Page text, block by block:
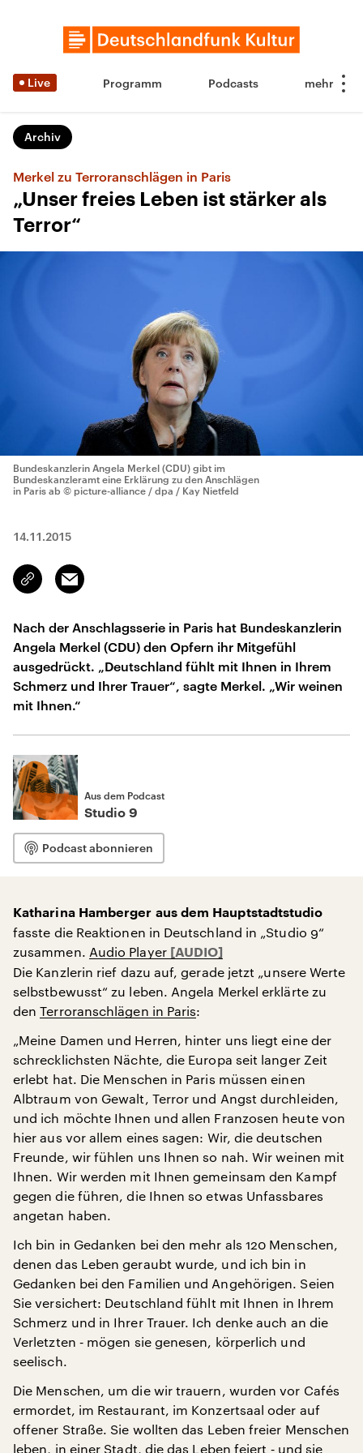
Live Programm Podcasts
Archiv
Merkel zu Terroranschlägen in Paris
„Unser freies Leben ist stärker als
Terror“
Bundeskanzlerin Angela Merkel (CDU) gibt im
Bundeskanzleramt eine Erklärung zu den Anschlägen
in Paris ab © picture-alliance / dpa / Kay Nietfeld
14.11.2015
Link
kopieren/teilen
Email
Nach der Anschlagsserie in Paris hat Bundeskanzlerin
Angela Merkel (CDU) den Opfern ihr Mitgefühl
ausgedrückt. „Deutschland fühlt mit Ihnen in Ihrem
Schmerz und Ihrer Trauer“, sagte Merkel. „Wir weinen
mit Ihnen.“
Aus dem Podcast
Studio 9
Podcast abonnieren
Katharina Hamberger aus dem Hauptstadtstudio
fasste die Reaktionen in Deutschland in „Studio 9“
zusammen. Audio Player
Die Kanzlerin rief dazu auf, gerade jetzt „unsere Werte
selbstbewusst“ zu leben. Angela Merkel erklärte zu
denTerroranschlägen in Paris:
„Meine Damen und Herren, hinter uns liegt eine der
schrecklichsten Nächte, die Europa seit langer Zeit
erlebt hat. Die Menschen in Paris müssen einen
Albtraum von Gewalt, Terror und Angst durchleiden,
und ich möchte Ihnen und allen Franzosen heute von
hier aus vor allem eines sagen: Wir, die deutschen
Freunde, wir fühlen uns Ihnen so nah. Wir weinen mit
Ihnen. Wir werden mit Ihnen gemeinsam den Kampf
gegen die führen, die Ihnen so etwas Unfassbares
angetan haben.
Ich bin in Gedanken bei den mehr als 120 Menschen,
denen das Leben geraubt wurde, und ich bin in
Gedanken bei den Familien und Angehörigen. Seien
Sie versichert: Deutschland fühlt mit Ihnen in Ihrem
Schmerz und in Ihrer Trauer. Ich denke auch an die
Verletzten ‑ mögen sie genesen, körperlich und
seelisch.
Die Menschen, um die wir trauern, wurden vor Cafés
ermordet, im Restaurant, im Konzertsaal oder auf
offener Straße. Sie wollten das Leben freier Menschen
leben, in einer Stadt, die das Leben feiert ‑ und sie